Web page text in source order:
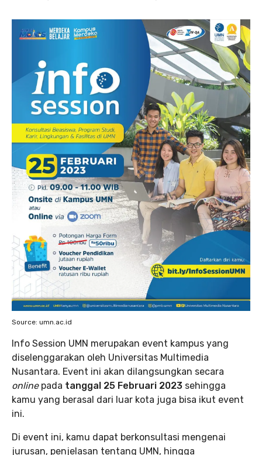
Source: umn.ac.id
Info Session UMN merupakan event kampus yang
diselenggarakan oleh Universitas Multimedia
Nusantara. Event ini akan dilangsungkan secara
online pada tanggal 25 Februari 2023 sehingga
kamu yang berasal dari luar kota juga bisa ikut event
ini.
Di event ini, kamu dapat berkonsultasi mengenai
jurusan, penjelasan tentang UMN, hingga